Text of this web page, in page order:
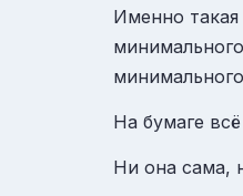
Именно
На бумаге
Ни она сама,